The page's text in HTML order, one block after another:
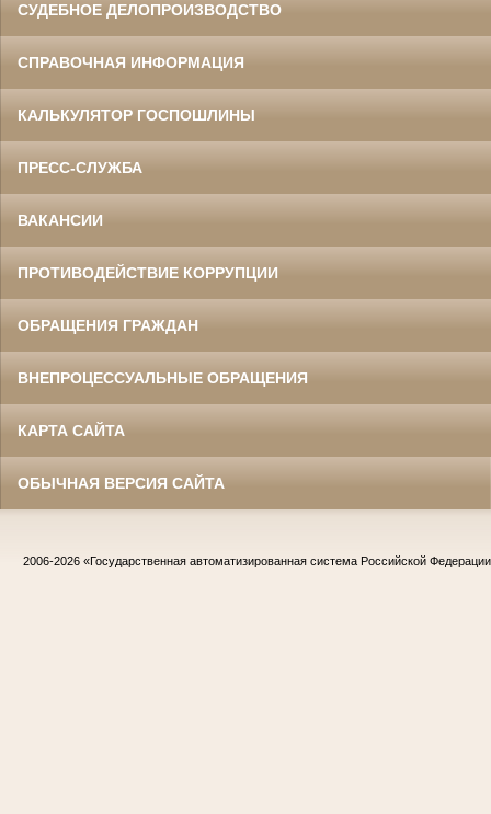
СУДЕБНОЕ ДЕЛОПРОИЗВОДСТВО
СПРАВОЧНАЯ ИНФОРМАЦИЯ
КАЛЬКУЛЯТОР ГОСПОШЛИНЫ
ПРЕСС-СЛУЖБА
ВАКАНСИИ
ПРОТИВОДЕЙСТВИЕ КОРРУПЦИИ
ОБРАЩЕНИЯ ГРАЖДАН
ВНЕПРОЦЕССУАЛЬНЫЕ ОБРАЩЕНИЯ
КАРТА САЙТА
ОБЫЧНАЯ ВЕРСИЯ САЙТА
2006-2026 «Государственная автоматизированная система Российской